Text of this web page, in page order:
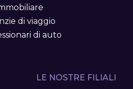
di viaggio
di auto
LE NOSTRE FILIALI